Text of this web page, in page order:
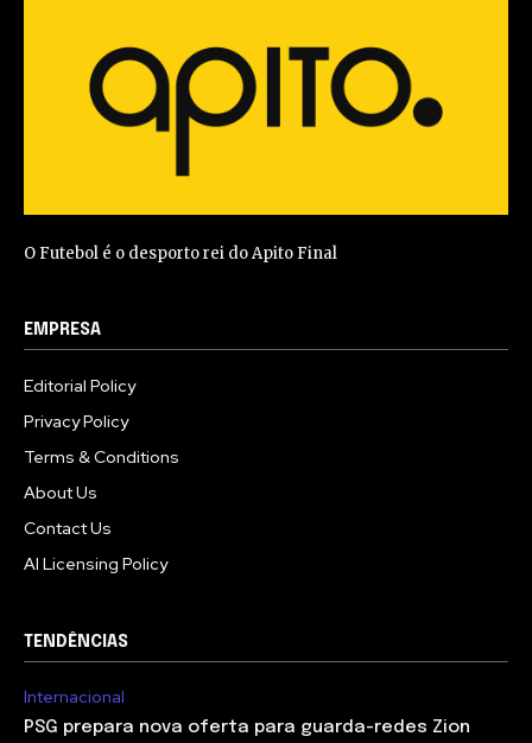
O Futebol é o desporto rei do Apito Final
EMPRESA
Editorial Policy
Privacy Policy
Terms & Conditions
About Us
Contact Us
AI Licensing Policy
TENDÊNCIAS
Internacional
PSG prepara nova oferta para guarda-redes Zion